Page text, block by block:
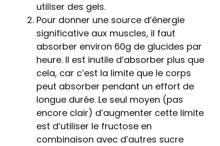
utiliser des gels.
Pour donner une source d’énergie
significative aux muscles, il faut
absorber environ 60g de glucides par
heure. Il est inutile d’absorber plus que
cela, car c’est la limite que le corps
peut absorber pendant un effort de
longue durée. Le seul moyen (pas
encore clair) d’augmenter cette limite
est d’utiliser le fructose en
combinaison avec d’autres sucre